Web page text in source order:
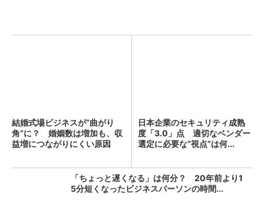
結婚式場ビジネスが“曲がり
角”に？ 婚姻数は増加も、収
益増につながりにくい原因
日本企業のセキュリティ成熟
度「3.0」点 適切なベンダー
選定に必要な“視点”は何...
「ちょっと遅くなる」は何分？ 20年前より1
5分短くなったビジネスパーソンの時間...